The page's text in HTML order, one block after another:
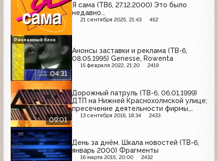
Я сама (ТВ6, 27.12.2000) Это было
недавно...
21 сентября 2025, 21:43 452
04:31
Анонсы заставки и реклама (ТВ-6,
08.05.1995) Genesse, Rowenta
15 февраля 2022, 21:20 2419
Рекламный блок
09:01
Дорожный патруль (ТВ-6, 06.01.1999)
ДТП на Нижней Краснохолмской улице;
пресечение деятельности фирмы,
нелегально торгующей спиртными
13 сентября 2016, 18:34 2433
День за днём. Шкала новостей (ТВ-6,
январь 2000) Фрагменты
16 марта 2015, 20:00 2432